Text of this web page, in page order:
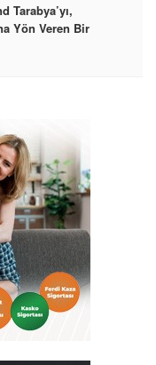
Tarabya’yı,
Yön Veren Bir